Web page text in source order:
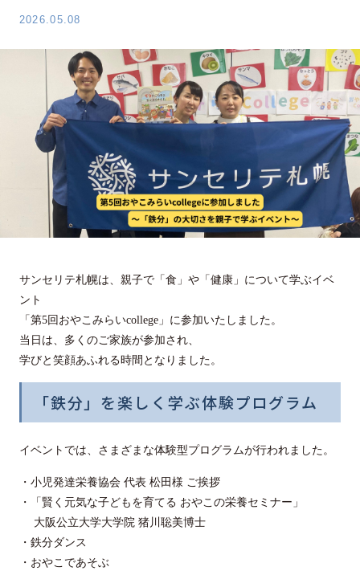
2026.05.08
サンセリテ札幌は、親子で「食」や「健康」について学ぶイベ
ント
「第5回おやこみらいcollege」に参加いたしました。
当日は、多くのご家族が参加され、
学びと笑顔あふれる時間となりました。
「鉄分」を楽しく学ぶ体験プログラム
イベントでは、さまざまな体験型プログラムが行われました。
・小児発達栄養協会 代表 松田様 ご挨拶
・「賢く元気な子どもを育てる おやこの栄養セミナー」
大阪公立大学大学院 猪川聡美博士
・鉄分ダンス
・おやこであそぶ